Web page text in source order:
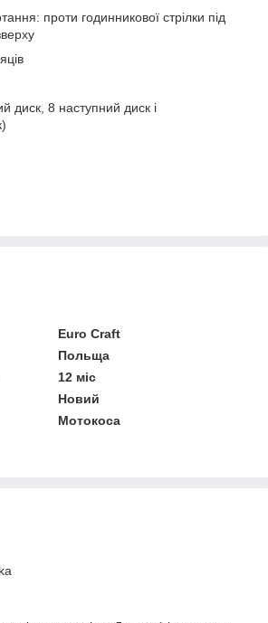
проти годинникової стрілки під
диск, 8 наступний диск і
Euro Craft
Польща
12 міс
Новий
Мотокоса